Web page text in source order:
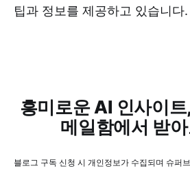
팁과 정보를 제공하고 있습니다.
흥미로운 AI 인사이
메일함에서 받
블로그 구독 신청 시 개인정보가 수집되며 슈퍼